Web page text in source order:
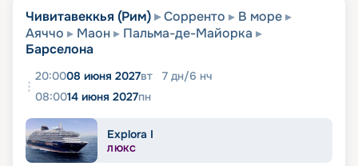
Чивитавеккья (Рим) Сорренто
В море
Аяччо
Маон
Пальма-де-Майорка
Барселона
20:0008 июня 2027вт 7 дн/6 нч
08:0014 июня 2027пн
Explora I
ЛЮКС